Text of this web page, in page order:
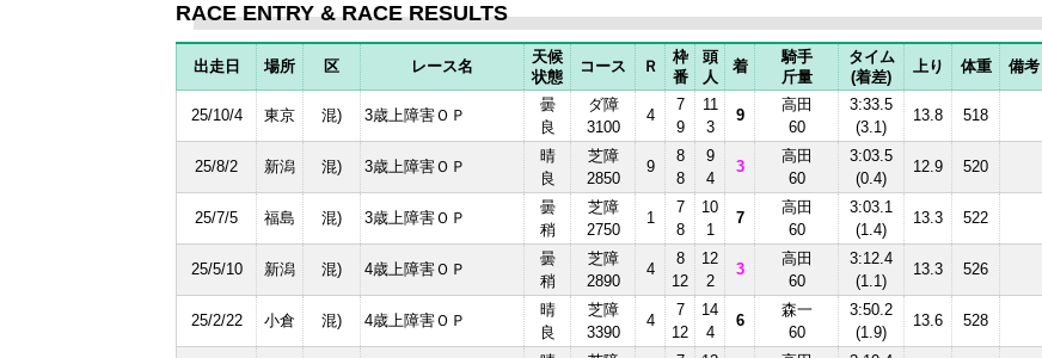
RACE ENTRY & RACE RESULTS
出走日 場所 区 レース名
天候
状態
コース Ｒ
枠
番
頭
人
着
騎手
斤量
タイム
(着差)
上り 体重 備考
25/10/4 東京 混) 3歳上障害ＯＰ
曇
良
ダ障
3100
4
7
9
11
3
9
高田
60
3:33.5
(3.1)
13.8 518
25/8/2 新潟 混) 3歳上障害ＯＰ
晴
良
芝障
2850
9
8
8
9
4
3
高田
60
3:03.5
(0.4)
12.9 520
25/7/5 福島 混) 3歳上障害ＯＰ
曇
稍
芝障
2750
1
7
8
10
1
7
高田
60
3:03.1
(1.4)
13.3 522
25/5/10 新潟 混) 4歳上障害ＯＰ
曇
稍
芝障
2890
4
8
12
12
2
3
高田
60
3:12.4
(1.1)
13.3 526
25/2/22 小倉 混) 4歳上障害ＯＰ
晴
良
芝障
3390
4
7
12
14
4
6
森一
60
3:50.2
(1.9)
13.6 528